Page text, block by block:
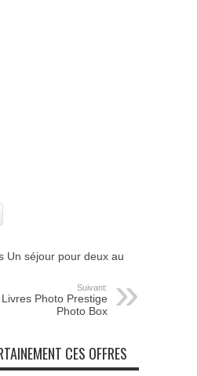
Un séjour pour deux au
Suivant:
Photo Prestige
Photo Box
CES OFFRES